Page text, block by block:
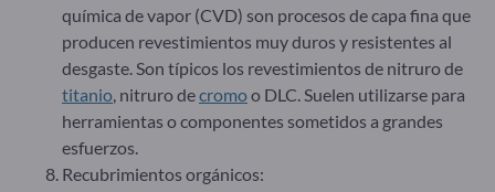
química de vapor (CVD) son procesos de capa fina que
producen revestimientos muy duros y resistentes al
desgaste. Son típicos los revestimientos de nitruro de
titanio , nitruro decromoo DLC. Suelen utilizarse para
herramientas o componentes sometidos a grandes
esfuerzos.
Recubrimientos orgánicos: